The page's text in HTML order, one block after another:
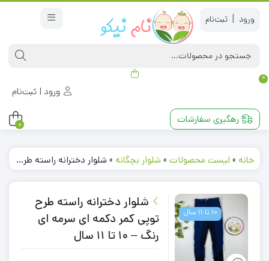
|
0
ورود | ثبت‌نام
رهگیری سفارشات 0
خانه » لیست محصولات »شلوار بچگانه »شلوار دخترانه راسته طرح توپی کمر دکمه ای سرمه ای رنگ – 10 تا 11 سال
10 تا 11 سال
شلوار دخترانه راسته طرح
توپی کمر دکمه ای سرمه ای
رنگ – 10 تا 11 سال